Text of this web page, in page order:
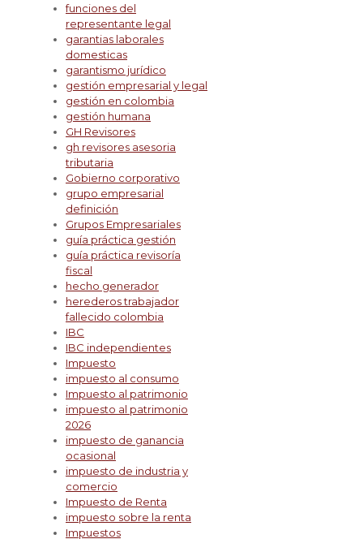
funciones del
representante legal
garantias laborales
domesticas
garantismo jurídico
gestión empresarial y legal
gestión en colombia
gestión humana
GH Revisores
gh revisores asesoria
tributaria
Gobierno corporativo
grupo empresarial
definición
Grupos Empresariales
guía práctica gestión
guía práctica revisoría
fiscal
hecho generador
herederos trabajador
fallecido colombia
IBC
IBC independientes
Impuesto
impuesto al consumo
Impuesto al patrimonio
impuesto al patrimonio
2026
impuesto de ganancia
ocasional
impuesto de industria y
comercio
Impuesto de Renta
impuesto sobre la renta
Impuestos